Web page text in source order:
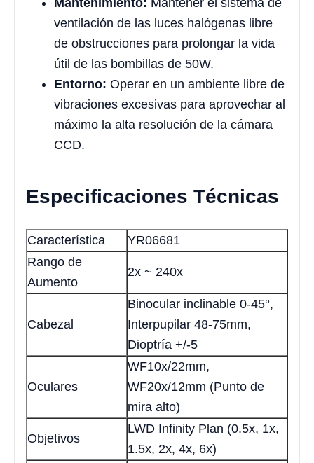
ventilación de las luces halógenas libre
de obstrucciones para prolongar la vida
útil de las bombillas de 50W.
Entorno: Operar en un ambiente libre de
vibraciones excesivas para aprovechar al
máximo la alta resolución de la cámara
CCD.
Especificaciones Técnicas
Característica
YR06681
Rango de
Aumento
2x ~ 240x
Cabezal
Binocular inclinable 0-45°,
Interpupilar 48-75mm,
Dioptría +/-5
Oculares
WF10x/22mm,
WF20x/12mm (Punto de
mira alto)
Objetivos
LWD Infinity Plan (0.5x, 1x,
1.5x, 2x, 4x, 6x)